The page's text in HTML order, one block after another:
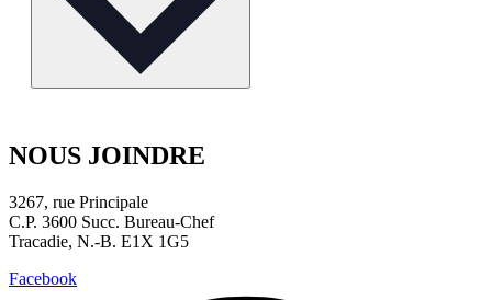
NOUS JOINDRE
3267, rue Principale
C.P. 3600 Succ. Bureau-Chef
Tracadie, N.-B. E1X 1G5
Facebook